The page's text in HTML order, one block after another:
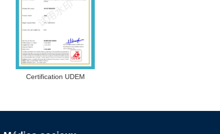
Certification UDEM